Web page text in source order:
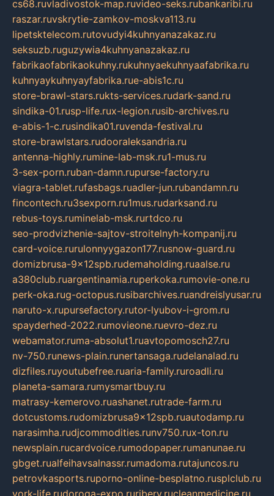
cs68.ruvladivostok-map.ruvideo-seks.rubankaribi.ru
raszar.ruvskrytie-zamkov-moskva113.ru
lipetsktelecom.rutovudyi4kuhnyanazakaz.ru
seksuzb.ruguzywia4kuhnyanazakaz.ru
fabrikaofabrikaokuhny.rukuhnyaekuhnyaafabrika.ru
kuhnyaykuhnyayfabrika.rue-abis1c.ru
store-brawl-stars.rukts-services.rudark-sand.ru
sindika-01.rusp-life.rux-legion.rusib-archives.ru
e-abis-1-c.rusindika01.ruvenda-festival.ru
store-brawlstars.rudooraleksandria.ru
antenna-highly.rumine-lab-msk.ru1-mus.ru
3-sex-porn.ruban-damn.rupurse-factory.ru
viagra-tablet.rufasbags.ruadler-jun.rubandamn.ru
fincontech.ru3sexporn.ru1mus.rudarksand.ru
rebus-toys.ruminelab-msk.rurtdco.ru
seo-prodvizhenie-sajtov-stroitelnyh-kompanij.ru
card-voice.rurulonnyygazon177.rusnow-guard.ru
domizbrusa-9x12spb.rudemaholding.ruaalse.ru
a380club.ruargentinamia.ruperkoka.rumovie-one.ru
perk-oka.rug-octopus.rusibarchives.ruandreislyusar.ru
naruto-x.rupursefactory.rutor-lyubov-i-grom.ru
spayderhed-2022.rumovieone.ruevro-dez.ru
webamator.ruma-absolut1.ruavtopomosch27.ru
nv-750.runews-plain.runertansaga.rudelanalad.ru
dizfiles.ruyoutubefree.ruaria-family.ruroadli.ru
planeta-samara.rumysmartbuy.ru
matrasy-kemerovo.ruashanet.rutrade-farm.ru
dotcustoms.rudomizbrusa9x12spb.ruautodamp.ru
narasimha.rudjcommodities.runv750.rux-ton.ru
newsplain.rucardvoice.rumodopaper.rumanunae.ru
gbget.rualfeihavsalnassr.rumadoma.rutajuncos.ru
petrovkasports.ruporno-online-besplatno.rusplclub.ru